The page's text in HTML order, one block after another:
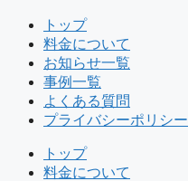
トップ
料金について
お知らせ一覧
事例一覧
よくある質問
プライバシーポリシー
トップ
料金について